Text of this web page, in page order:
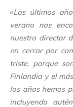
«Los últimos
verano nos
nuestro director
en cerrar por
triste, porque
Finlandia y el
los años hemos
incluyendo